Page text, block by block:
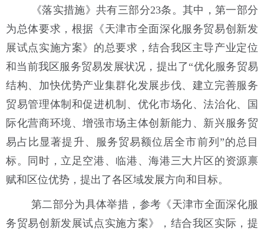
《落实措施》共有三部分23条。其中，第一部分
为总体要求，根据 《天津市全面深化服务贸易创新发
展试点实施方案》的总要求，结合我区主导产业定位
和当前我区服务贸易发展状况，提出了“优化服务贸易
结构、加快优势产业集群化发展步伐、建立完善服务
贸易管理体制和促进机制、优化市场化、法治化、国
际化营商环境、增强市场主体创新能力、新兴服务贸
易占比显著提升、服务贸易额位居全市前列”的总目
标。同时，立足空港、临港、海港三大片区的资源禀
赋和区位优势，提出了各区域发展方向和目标。
第二部分为具体举措，参考《天津市全面深化服
务贸易创新发展试点实施方案》，结合我区实际，提